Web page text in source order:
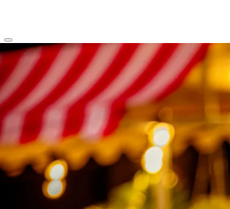
clear arrow_back_ios_new
favorite
share